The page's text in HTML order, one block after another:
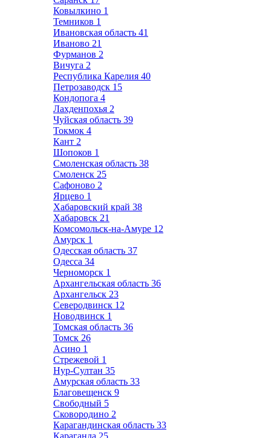
Ковылкино 1
Темников 1
Ивановская область 41
Иваново 21
Фурманов 2
Вичуга 2
Республика Карелия 40
Петрозаводск 15
Кондопога 4
Лахденпохья 2
Чуйская область 39
Токмок 4
Кант 2
Шопоков 1
Смоленская область 38
Смоленск 25
Сафоново 2
Ярцево 1
Хабаровский край 38
Хабаровск 21
Комсомольск-на-Амуре 12
Амурск 1
Одесская область 37
Одесса 34
Черноморск 1
Архангельская область 36
Архангельск 23
Северодвинск 12
Новодвинск 1
Томская область 36
Томск 26
Асино 1
Стрежевой 1
Нур-Султан 35
Амурская область 33
Благовещенск 9
Свободный 5
Сковородино 2
Карагандинская область 33
Караганда 25